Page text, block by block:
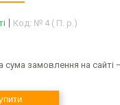
Код: № 4 ( П. р.)
сума замовлення на сайті